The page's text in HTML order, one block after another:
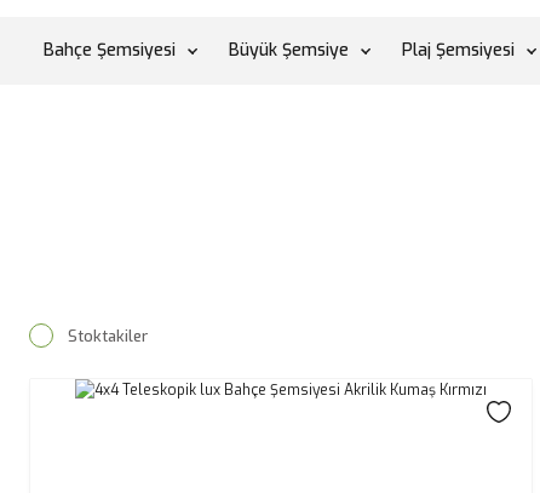
Bahçe Şemsiyesi Büyük Şemsiye Plaj Şemsiyesi
Stoktakiler